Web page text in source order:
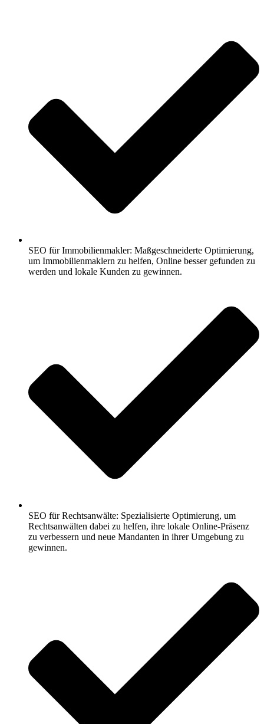
SEO für Immobilienmakler: Maßgeschneiderte Optimierung,
um Immobilienmaklern zu helfen, Online besser gefunden zu
werden und lokale Kunden zu gewinnen.
SEO für Rechtsanwälte: Spezialisierte Optimierung, um
Rechtsanwälten dabei zu helfen, ihre lokale Online-Präsenz
zu verbessern und neue Mandanten in ihrer Umgebung zu
gewinnen.